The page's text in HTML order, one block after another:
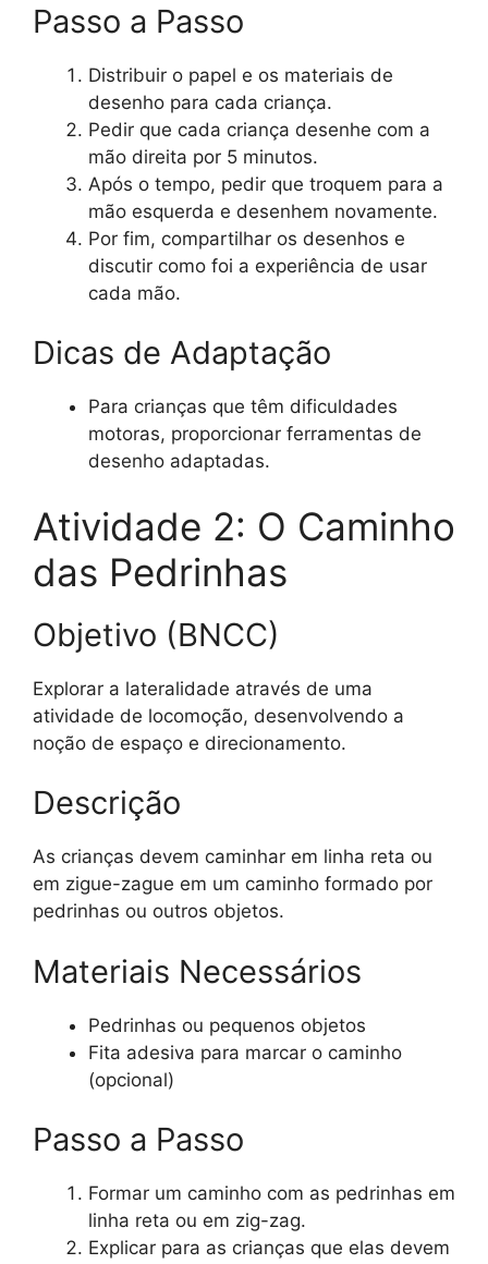
Passo a Passo
Distribuir o papel e os materiais de
desenho para cada criança.
Pedir que cada criança desenhe com a
mão direita por 5 minutos.
Após o tempo, pedir que troquem para a
mão esquerda e desenhem novamente.
Por fim, compartilhar os desenhos e
discutir como foi a experiência de usar
cada mão.
Dicas de Adaptação
Para crianças que têm dificuldades
motoras, proporcionar ferramentas de
desenho adaptadas.
Atividade 2: O Caminho
das Pedrinhas
Objetivo (BNCC)
Explorar a lateralidade através de uma
atividade de locomoção, desenvolvendo a
noção de espaço e direcionamento.
Descrição
As crianças devem caminhar em linha reta ou
em zigue-zague em um caminho formado por
pedrinhas ou outros objetos.
Materiais Necessários
Pedrinhas ou pequenos objetos
Fita adesiva para marcar o caminho
(opcional)
Passo a Passo
Formar um caminho com as pedrinhas em
linha reta ou em zig-zag.
Explicar para as crianças que elas devem